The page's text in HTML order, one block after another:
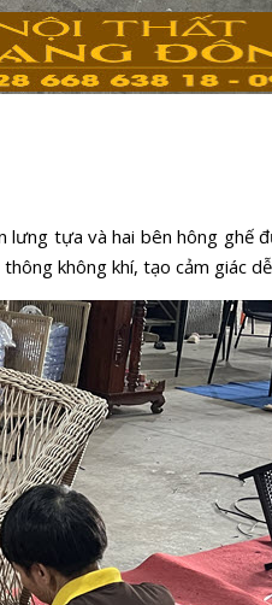
lưng tựa và hai bên hông ghế
không khí, tạo cảm giác